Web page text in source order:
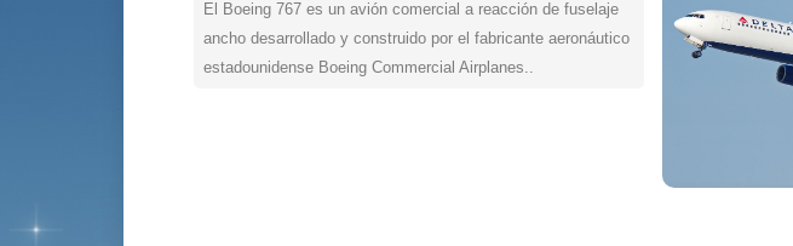
El Boeing 767 es un avión comercial a reacción de fuselaje
ancho desarrollado y construido por el fabricante aeronáutico
estadounidense Boeing Commercial Airplanes..